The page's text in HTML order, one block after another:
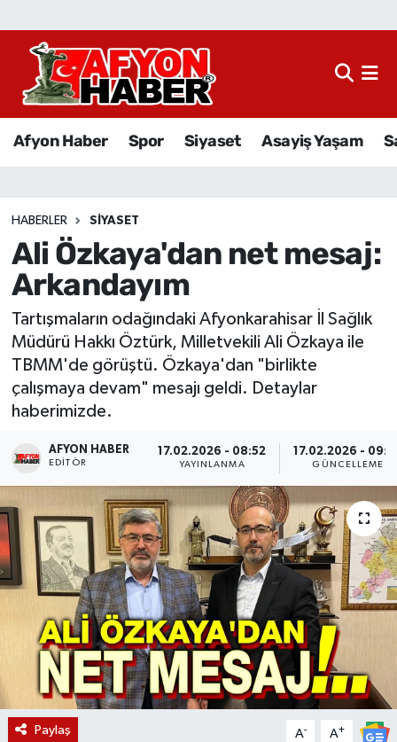
Afyon Haber Spor Siyaset Asayiş Yaşam
HABERLER SIYASET
Ali Özkaya'dan net mesaj:
Arkandayım
Tartışmaların odağındaki Afyonkarahisar İl Sağlık
Müdürü Hakkı Öztürk, Milletvekili Ali Özkaya ile
TBMM'de görüştü. Özkaya'dan "birlikte
çalışmaya devam" mesajı geldi. Detaylar
haberimizde.
AFYON HABER
EDITÖR
17.02.2026 - 08:52
YAYINLANMA
17.02.2026 -
GÜNCELLEME
Paylaş A- A+
Afyon Haber
Sağlık
Eğitim
Sivil Toplum
Ekonomi